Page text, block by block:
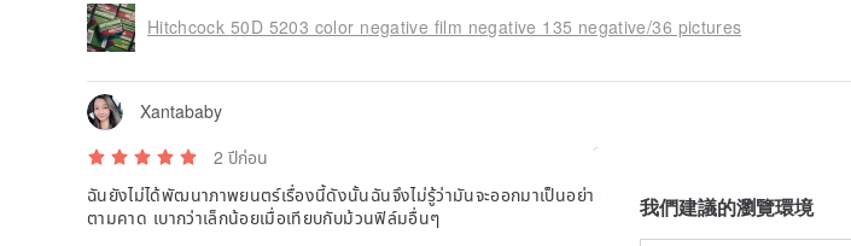
Hitchcock 50D 5203 color negative film negative 135 negative/36 pictures
Xantababy
2 ปีก่อน
ฉันยังไม่ได้พัฒนาภาพยนตร์เรื่องนี้ดังนั้นฉันจึงไม่รู้ว่ามันจะออกมาเป็นอย่างไรเมื่อตีพิมพ์ แต่จนถึงตอนนี้ก็เป็นไป
ตามคาด เบากว่าเล็กน้อยเมื่อเทียบกับม้วนฟิล์มอื่นๆ
我們建議的瀏覽環境